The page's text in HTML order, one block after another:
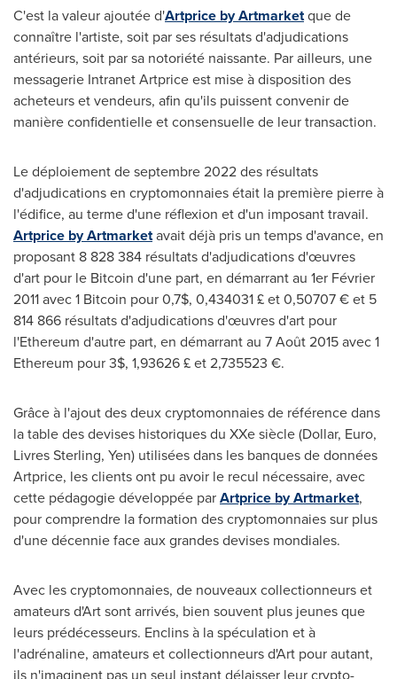
C'est la valeur ajoutée d'Artprice by Artmarketque de
connaître l'artiste, soit par ses résultats d'adjudications
antérieurs, soit par sa notoriété naissante. Par ailleurs, une
messagerie Intranet Artprice est mise à disposition des
acheteurs et vendeurs, afin qu'ils puissent convenir de
manière confidentielle et consensuelle de leur transaction.
Le déploiement de septembre 2022 des résultats
d'adjudications en cryptomonnaies était la première pierre à
l'édifice, au terme d'une réflexion et d'un imposant travail.
Artprice by Artmarketavait déjà pris un temps d'avance, en
proposant 8 828 384 résultats d'adjudications d'œuvres
d'art pour le Bitcoin d'une part, en démarrant au 1er Février
2011 avec 1 Bitcoin pour 0,7$, 0,434031 £ et 0,50707 € et 5
814 866 résultats d'adjudications d'œuvres d'art pour
l'Ethereum d'autre part, en démarrant au 7 Août 2015 avec 1
Ethereum pour 3$, 1,93626 £ et 2,735523 €.
Grâce à l'ajout des deux cryptomonnaies de référence dans
la table des devises historiques du XXe siècle (Dollar, Euro,
Livres Sterling, Yen) utilisées dans les banques de données
Artprice, les clients ont pu avoir le recul nécessaire, avec
cette pédagogie développée parArtprice by Artmarket,
pour comprendre la formation des cryptomonnaies sur plus
d'une décennie face aux grandes devises mondiales.
Avec les cryptomonnaies, de nouveaux collectionneurs et
amateurs d'Art sont arrivés, bien souvent plus jeunes que
leurs prédécesseurs. Enclins à la spéculation et à
l'adrénaline, amateurs et collectionneurs d'Art pour autant,
ils n'imaginent pas un seul instant délaisser leur crypto-